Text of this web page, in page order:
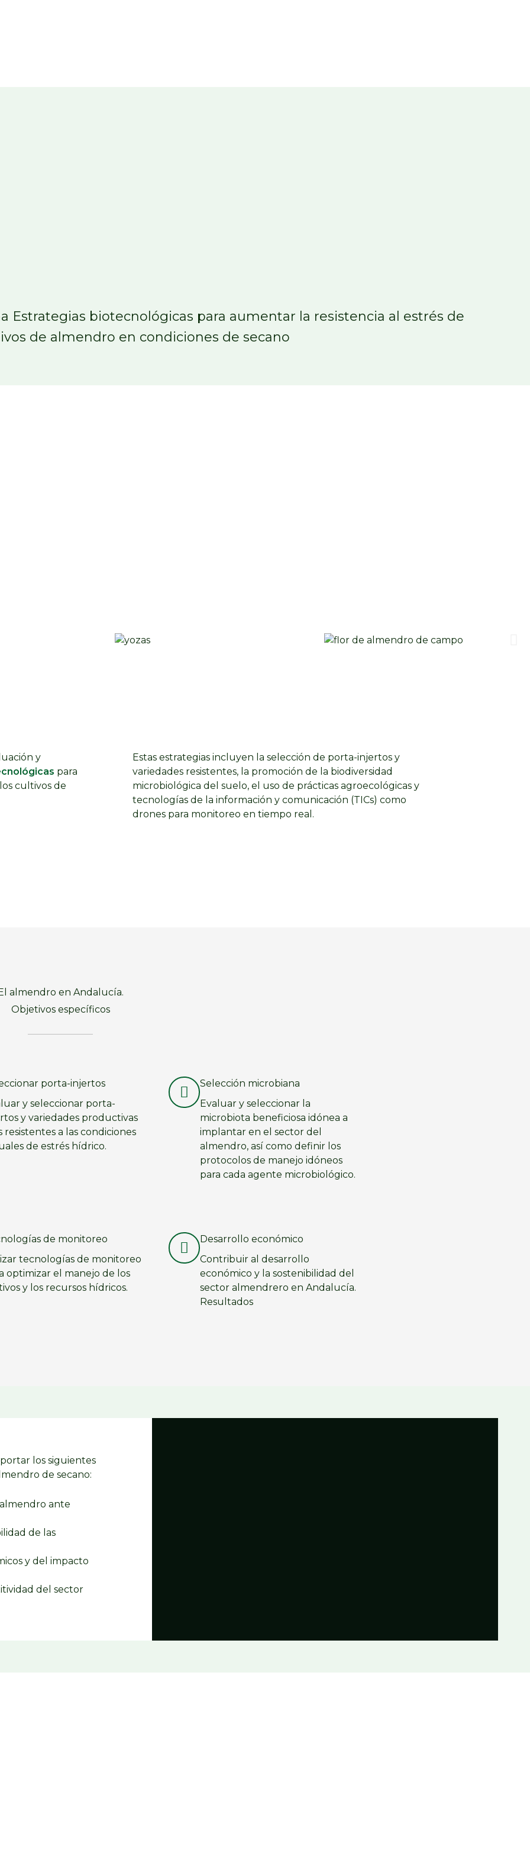
Estrategias biotecnológicas para aumentar la resistencia al estrés de
de almendro en condiciones de secano
y
para
cultivos de
Estas estrategias incluyen la selección de porta-injertos y
variedades resistentes, la promoción de la biodiversidad
microbiológica del suelo, el uso de prácticas agroecológicas y
tecnologías de la información y comunicación (TICs) como
drones para monitoreo en tiempo real.
almendro en Andalucía.
Objetivos específicos
porta-injertos
y seleccionar porta-
y variedades productivas
resistentes a las condiciones
de estrés hídrico.
Selección microbiana
Evaluar y seleccionar la
microbiota beneficiosa idónea a
implantar en el sector del
almendro, así como definir los
protocolos de manejo idóneos
para cada agente microbiológico.
de monitoreo
tecnologías de monitoreo
optimizar el manejo de los
y los recursos hídricos.
Desarrollo económico
Contribuir al desarrollo
económico y la sostenibilidad del
sector almendrero en Andalucía.
Resultados
los siguientes
de secano:
ante
de las
y del impacto
del sector